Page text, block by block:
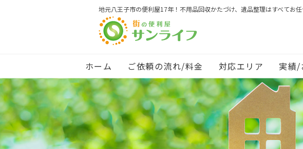
地元八王子市の便利屋17年！不用品回収かたづけ、遺品整理はすべてお
ホーム ご依頼の流れ/料金 対応エリア 実績/